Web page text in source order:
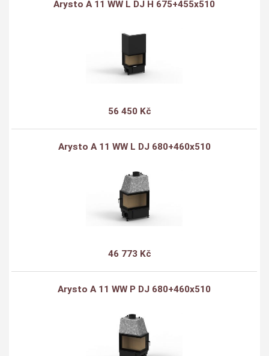
Arysto A 11 WW L DJ H 675+455x510
56 450 Kč
Arysto A 11 WW L DJ 680+460x510
46 773 Kč
Arysto A 11 WW P DJ 680+460x510